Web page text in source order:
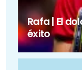
Rafa | El
éxito